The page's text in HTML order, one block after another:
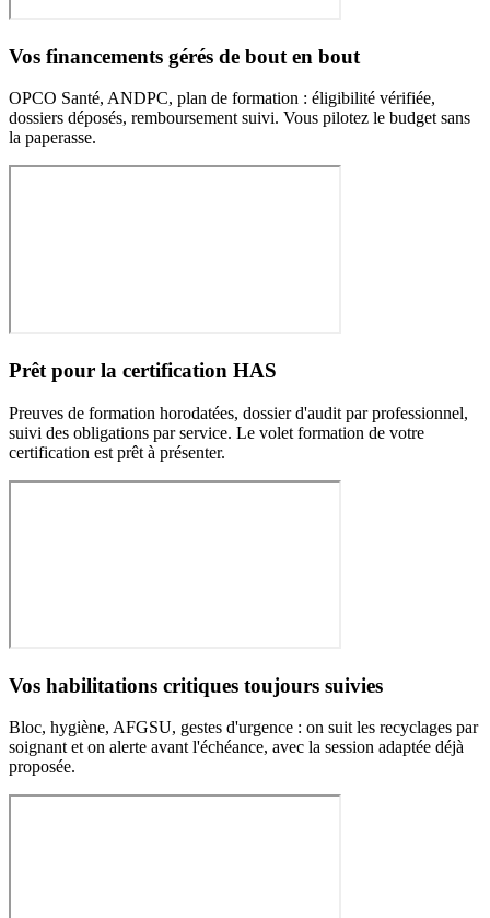
Vos financements gérés de bout en bout
OPCO Santé, ANDPC, plan de formation : éligibilité vérifiée,
dossiers déposés, remboursement suivi. Vous pilotez le budget sans
la paperasse.
Prêt pour la certification HAS
Preuves de formation horodatées, dossier d'audit par professionnel,
suivi des obligations par service. Le volet formation de votre
certification est prêt à présenter.
Vos habilitations critiques toujours suivies
Bloc, hygiène, AFGSU, gestes d'urgence : on suit les recyclages par
soignant et on alerte avant l'échéance, avec la session adaptée déjà
proposée.